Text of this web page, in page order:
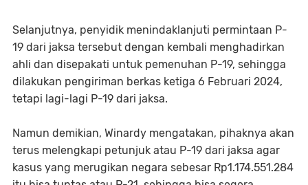
Selanjutnya, penyidik menindaklanjuti permintaan P-
19 dari jaksa tersebut dengan kembali menghadirkan
ahli dan disepakati untuk pemenuhan P-19, sehingga
dilakukan pengiriman berkas ketiga 6 Februari 2024,
tetapi lagi-lagi P-19 dari jaksa.
Namun demikian, Winardy mengatakan, pihaknya akan
terus melengkapi petunjuk atau P-19 dari jaksa agar
kasus yang merugikan negara sebesar Rp1.174.551.284